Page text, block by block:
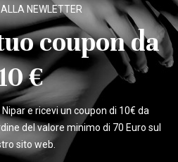
ALLA NEWLETTER
coupon da
€
e ricevi un coupon di 10€ da
del valore minimo di 70 Euro sul
sito web.